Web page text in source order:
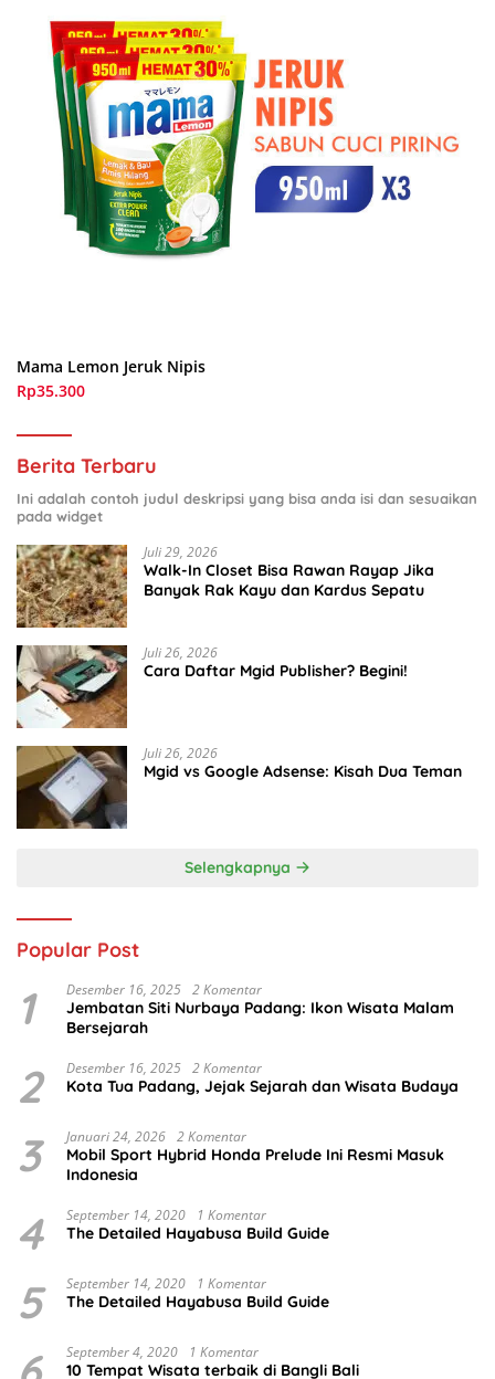
Mama Lemon Jeruk Nipis
Rp35.300
Berita Terbaru
Ini adalah contoh judul deskripsi yang bisa anda isi dan sesuaikan
pada widget
Juli 29, 2026
Walk-In Closet Bisa Rawan Rayap Jika
Banyak Rak Kayu dan Kardus Sepatu
Juli 26, 2026
Cara Daftar Mgid Publisher? Begini!
Juli 26, 2026
Mgid vs Google Adsense: Kisah Dua Teman
Selengkapnya
Popular Post
1 Desember 16, 2025 2 Komentar
Jembatan Siti Nurbaya Padang: Ikon Wisata Malam
Bersejarah
2 Desember 16, 2025 2 Komentar
Kota Tua Padang, Jejak Sejarah dan Wisata Budaya
3 Januari 24, 2026 2 Komentar
Mobil Sport Hybrid Honda Prelude Ini Resmi Masuk
Indonesia
4 September 14, 2020 1 Komentar
The Detailed Hayabusa Build Guide
5 September 14, 2020 1 Komentar
The Detailed Hayabusa Build Guide
September 4, 2020 1 Komentar
10 Tempat Wisata terbaik di Bangli Bali